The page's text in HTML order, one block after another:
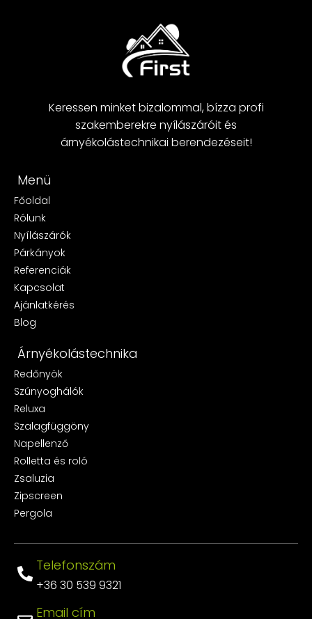
Keressen minket bizalommal, bízza profi
szakemberekre nyílászáróit és
árnyékolástechnikai berendezéseit!
Menü
Főoldal
Rólunk
Nyílászárók
Párkányok
Referenciák
Kapcsolat
Ajánlatkérés
Blog
Árnyékolástechnika
Redőnyök
Szúnyoghálók
Reluxa
Szalagfüggöny
Napellenző
Rolletta és roló
Zsaluzia
Zipscreen
Pergola
+36 30 539 9321
Telefonszám
Email cím